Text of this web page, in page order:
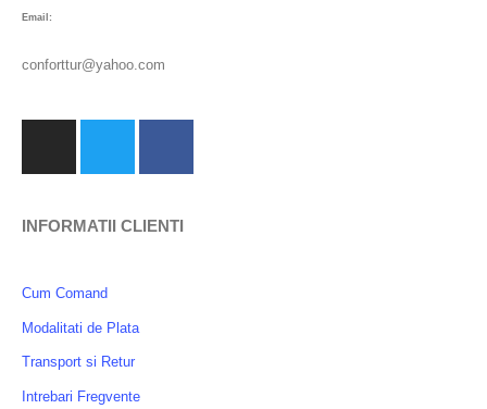
Email:
conforttur@yahoo.com
INFORMATII CLIENTI
Cum Comand
Modalitati de Plata
Transport si Retur
Intrebari Fregvente